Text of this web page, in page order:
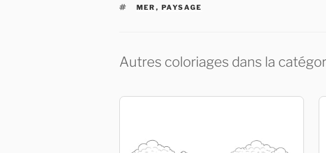
ÉTIQUETTES
MER , PAYSAGE
Autres coloriages dans la